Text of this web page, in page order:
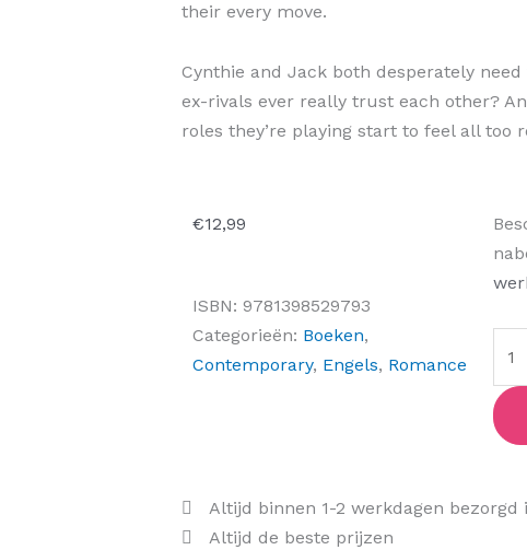
their every move.
Cynthie and Jack both desperately
ex-rivals ever really trust each other?
roles they’re playing start to feel all too
€12,99
ISBN: 9781398529793
Categorieën: Boeken,
Contemporary, Engels, Romance
a
Altijd binnen 1-2 werkdagen bezorgd
Altijd de beste prijzen